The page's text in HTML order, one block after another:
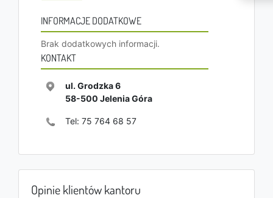
INFORMACJE DODATKOWE
Brak dodatkowych informacji.
KONTAKT
ul. Grodzka 6
58-500 Jelenia Góra
Tel: 75 764 68 57
Opinie klientów kantoru